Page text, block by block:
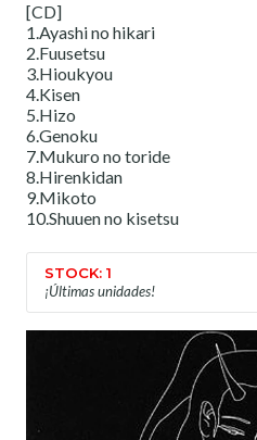
[CD]
1.Ayashi no hikari
2.Fuusetsu
3.Hioukyou
4.Kisen
5.Hizo
6.Genoku
7.Mukuro no toride
8.Hirenkidan
9.Mikoto
10.Shuuen no kisetsu
STOCK: 1
¡Últimas unidades!